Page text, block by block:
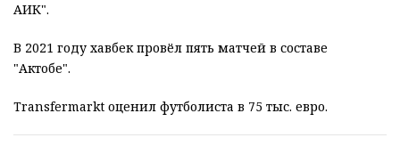
АИК".
В 2021 году хавбек провёл пять матчей в составе
"Актобе".
Transfermarkt оценил футболиста в 75 тыс. евро.